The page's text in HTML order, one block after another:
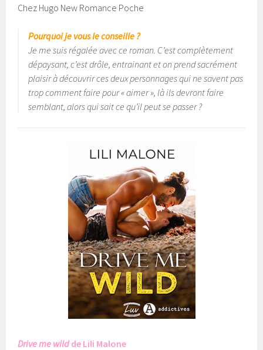
Chez Hugo New Romance Poche
Pourquoi je vous le conseille ?
Je me suis régalée avec ce roman. C’est complètement
dépaysant, c’est drôle, entrainant et on prend sacrément
plaisir à découvrir ces deux personnages qui ne savent pas
trop comment faire pour « aimer », là ils devront faire
semblant, alors qui sait ce qu’il peut se passer ?
Drive me wildde Lili Malone